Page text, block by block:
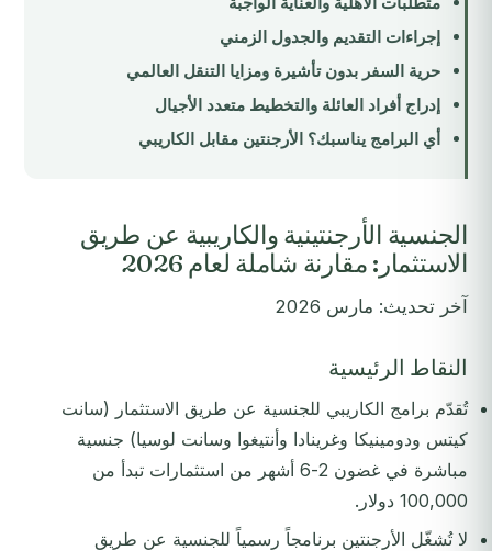
إجراءات التقديم والجدول الزمني
حرية السفر بدون تأشيرة ومزايا التنقل العالمي
إدراج أفراد العائلة والتخطيط متعدد الأجيال
أي البرامج يناسبك؟ الأرجنتين مقابل الكاريبي
الجنسية الأرجنتينية والكاريبية عن طريق
الاستثمار: مقارنة شاملة لعام 2026
آخر تحديث: مارس 2026
النقاط الرئيسية
تُقدّم برامج الكاريبي للجنسية عن طريق الاستثمار (سانت
كيتس ودومينيكا وغرينادا وأنتيغوا وسانت لوسيا) جنسية
مباشرة في غضون 2-6 أشهر من استثمارات تبدأ من
100,000 دولار.
لا تُشغّل الأرجنتين برنامجاً رسمياً للجنسية عن طريق